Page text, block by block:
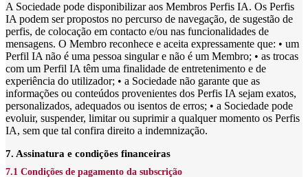
A Sociedade pode disponibilizar aos Membros Perfis IA. Os Perfis
IA podem ser propostos no percurso de navegação, de sugestão de
perfis, de colocação em contacto e/ou nas funcionalidades de
mensagens. O Membro reconhece e aceita expressamente que: • um
Perfil IA não é uma pessoa singular e não é um Membro; • as trocas
com um Perfil IA têm uma finalidade de entretenimento e de
experiência do utilizador; • a Sociedade não garante que as
informações ou conteúdos provenientes dos Perfis IA sejam exatos,
personalizados, adequados ou isentos de erros; • a Sociedade pode
evoluir, suspender, limitar ou suprimir a qualquer momento os Perfis
IA, sem que tal confira direito a indemnização.
7. Assinatura e condições financeiras
7.1 Condições de pagamento da subscrição